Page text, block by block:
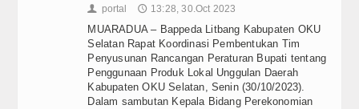
👤 portal 🕔 13:28, 30.Oct 2023
MUARADUA – Bappeda Litbang Kabupaten OKU
Selatan Rapat Koordinasi Pembentukan Tim
Penyusunan Rancangan Peraturan Bupati tentang
Penggunaan Produk Lokal Unggulan Daerah
Kabupaten OKU Selatan, Senin (30/10/2023).
Dalam sambutan Kepala Bidang Perekonomian